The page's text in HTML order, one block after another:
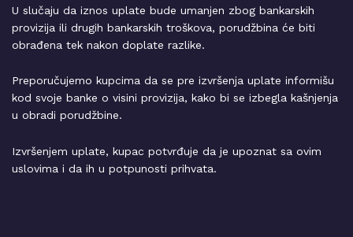
U slučaju da iznos uplate bude umanjen zbog bankarskih
provizija ili drugih bankarskih troškova, porudžbina će biti
obrađena tek nakon doplate razlike.
Preporučujemo kupcima da se pre izvršenja uplate informišu
kod svoje banke o visini provizija, kako bi se izbegla kašnjenja
u obradi porudžbine.
Izvršenjem uplate, kupac potvrđuje da je upoznat sa ovim
uslovima i da ih u potpunosti prihvata.